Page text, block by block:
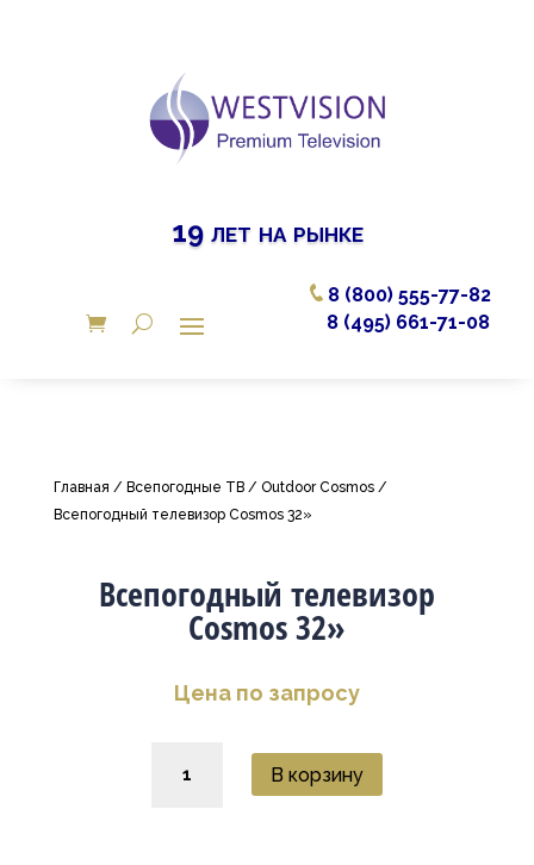
19 лет на рынке
8 (800) 555-77-82
8 (495) 661-71-08
Главная / Всепогодные ТВ/ Outdoor Cosmos/
Всепогодный телевизор Cosmos 32»
Всепогодный телевизор
Cosmos 32»
Цена по запросу
Количество
товара
В корзину